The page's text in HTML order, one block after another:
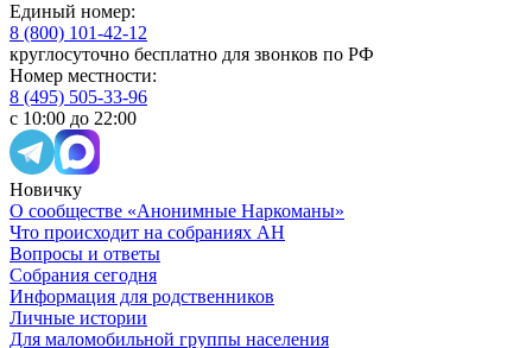
Единый номер:
8 (800) 101-42-12
круглосуточно бесплатно для звонков по РФ
Номер местности:
8 (495) 505-33-96
с 10:00 до 22:00
Новичку
О сообществе «Анонимные Наркоманы»
Что происходит на собраниях АН
Вопросы и ответы
Собрания сегодня
Информация для родственников
Личные истории
Для маломобильной группы населения